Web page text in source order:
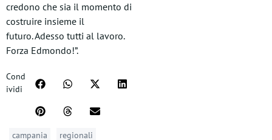
credono che sia il momento di
costruire insieme il
futuro. Adesso tutti al lavoro.
Forza Edmondo!”.
Cond
ividi
campania regionali